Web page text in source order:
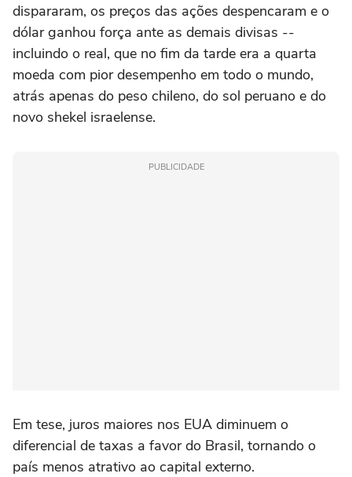
dispararam, ⁠os preços das ações despencaram e o
dólar ganhou força ante as demais divisas --
incluindo o real, que no fim da tarde era a quarta
moeda com pior desempenho em todo o mundo,
atrás apenas do peso chileno, ‌do sol peruano e do
novo shekel israelense.
PUBLICIDADE
Em tese, juros maiores nos EUA diminuem o
diferencial de taxas a favor do Brasil, ⁠tornando o
país menos atrativo ao capital externo.